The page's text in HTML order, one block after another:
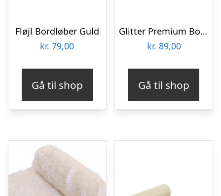
Fløjl Bordløber Guld
kr. 79,00
Gå til shop
Glitter Premium Bordløber Iriserende
kr. 89,00
Gå til shop